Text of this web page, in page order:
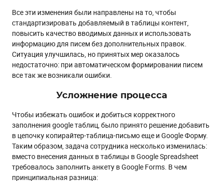
Все эти изменения были направлены на то, чтобы
стандартизировать добавляемый в таблицы контент,
повысить качество вводимых данных и использовать
информацию для писем без дополнительных правок.
Ситуация улучшилась, но принятых мер оказалось
недостаточно: при автоматическом формировании писем
все так же возникали ошибки.
Усложнение процесса
Чтобы избежать ошибок и добиться корректного
заполнения google таблиц, было принято решение добавить
в цепочку копирайтер-таблица-письмо еще и Google Форму.
Таким образом, задача сотрудника несколько изменилась:
вместо внесения данных в таблицы в Google Spreadsheet
требовалось заполнить анкету в Google Forms. В чем
принципиальная разница: